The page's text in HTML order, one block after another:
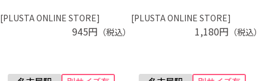
[PLUSTA ONLINE STORE]
945円 （税込）
[PLUSTA ONLINE STORE]
1,180円 （税込）